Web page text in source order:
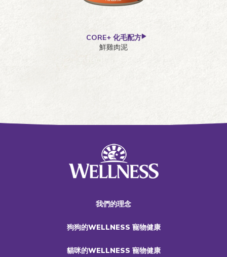
CORE+ 化毛配方
鮮雞肉泥
我們的理念
狗狗的WELLNESS 寵物健康
貓咪的WELLNESS 寵物健康